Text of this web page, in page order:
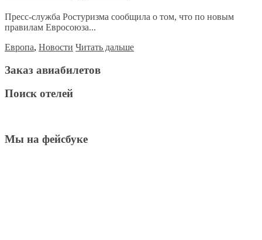
Пресс-служба Ростуризма сообщила о том, что по новым
правилам Евросоюза...
Европа, Новости Читать дальше
Заказ авиабилетов
Поиск отелей
Мы на фейсбуке